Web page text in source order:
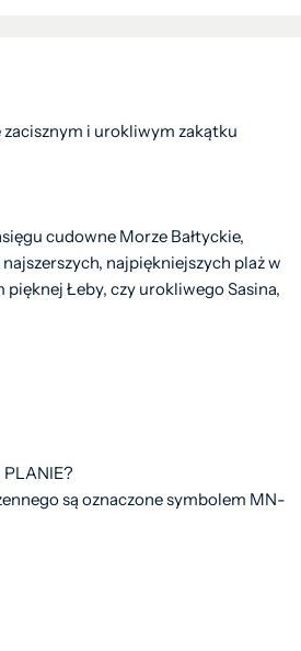
i urokliwym zakątku
cudowne Morze Bałtyckie,
najpiękniejszych plaż w
pięknej Łeby, czy urokliwego Sasina,
PLANIE?
są oznaczone symbolem MN-